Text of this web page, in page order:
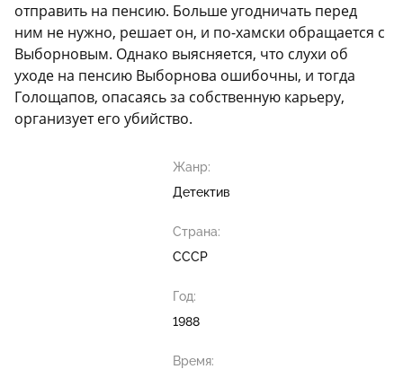
отправить на пенсию. Больше угодничать перед
ним не нужно, решает он, и по-хамски обращается с
Выборновым. Однако выясняется, что слухи об
уходе на пенсию Выборнова ошибочны, и тогда
Голощапов, опасаясь за собственную карьеру,
организует его убийство.
Жанр:
Детектив
Страна:
СССР
Год:
1988
Время: